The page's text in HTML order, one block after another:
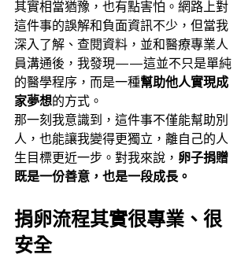
其實相當猶豫，也有點害怕。網路上對
這件事的誤解和負面資訊不少，但當我
深入了解、查閱資料，並和醫療專業人
員溝通後，我發現——這並不只是單純
的醫學程序，而是一種幫助他人實現成
家夢想的方式。
那一刻我意識到，這件事不僅能幫助別
人，也能讓我變得更獨立，離自己的人
生目標更近一步。對我來說， 卵子捐贈
既是一份善意，也是一段成長。
捐卵流程其實很專業、很
安全